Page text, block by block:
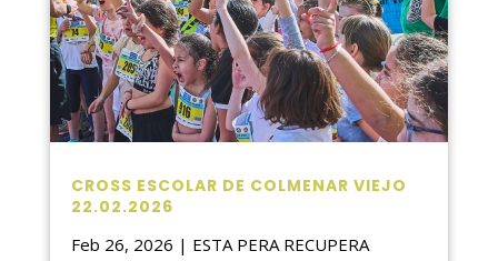
CROSS ESCOLAR DE COLMENAR VIEJO
22.02.2026
Feb 26, 2026 | ESTA PERA RECUPERA